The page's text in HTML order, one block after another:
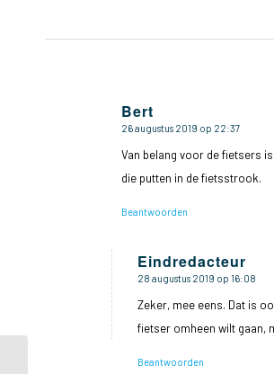
Bert
zegt:
26 augustus 2019 op 22:37
Van belang voor de fietsers
die putten in de fietsstrook.
Beantwoorden
Eindredacteur
zegt:
28 augustus 2019 op 16:08
Zeker, mee eens. Dat is
fietser omheen wilt gaan,
Beantwoorden